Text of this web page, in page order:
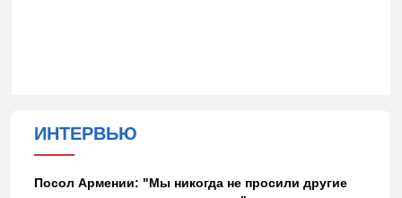
ИНТЕРВЬЮ
Посол Армении: "Мы никогда не просили другие